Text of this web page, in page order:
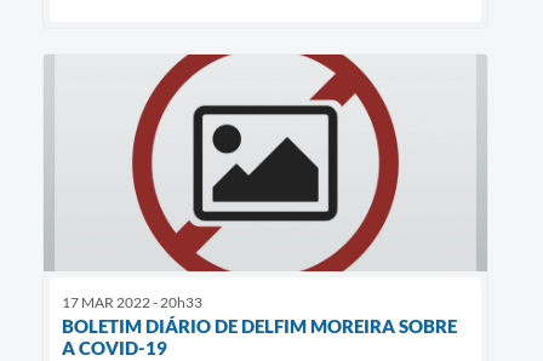
17 MAR 2022 - 20h33
BOLETIM DIÁRIO DE DELFIM MOREIRA SOBRE
A COVID-19